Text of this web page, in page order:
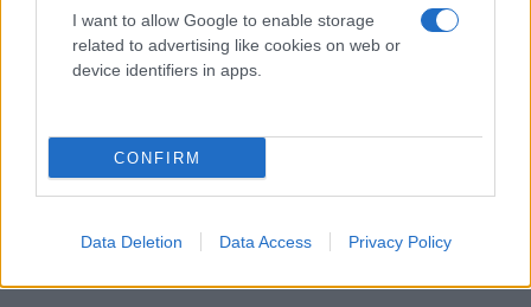
I want to allow Google to enable storage
related to advertising like cookies on web or
device identifiers in apps.
CONFIRM
Data Deletion Data Access Privacy Policy
υγιεινούς υδατάνθρακες, όπως τα φρούτα και τα
λαχανικά.